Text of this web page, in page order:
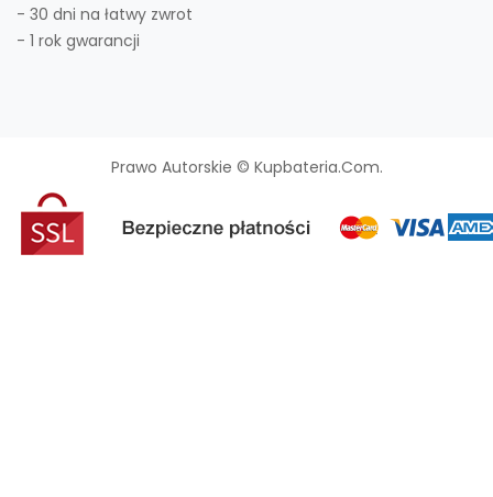
- 30 dni na łatwy zwrot
- 1 rok gwarancji
Prawo Autorskie © Kupbateria.com.